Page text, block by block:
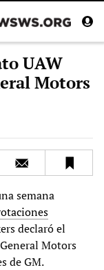
UAW
Motors
semana
declaró el
Motors
de GM.